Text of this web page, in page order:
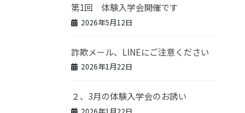
第1回 体験入学会開催です
2026年5月12日
詐欺メール、LINEにご注意ください
2026年1月22日
２、3月の体験入学会のお誘い
2026年1月22日